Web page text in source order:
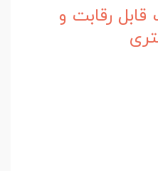
رقابت و